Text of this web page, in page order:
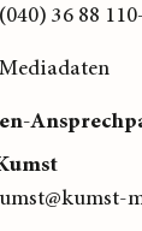
(040) 36 88
Mediadaten